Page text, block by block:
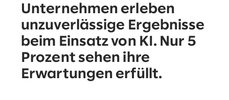
Unternehmen erleben
unzuverlässige Ergebnisse
beim Einsatz von KI. Nur 5
Prozent sehen ihre
Erwartungen erfüllt.